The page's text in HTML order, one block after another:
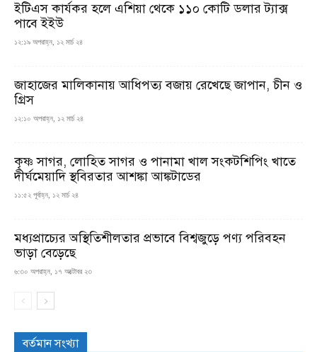
ইটিএস কার্যকর হলে এশিয়া থেকে ১১০ কোটি ডলার ট্যাক্স
পাবে ইইউ
১২:১৯ অপরাহ্ন, ১২ মার্চ ২৪
জাহাজের মালিকানায় আধিপত্য বজায় রেখেছে জাপান, চীন ও
গ্রিস
১২:১০ অপরাহ্ন, ১২ মার্চ ২৪
কৃষ্ণ সাগর, লোহিত সাগর ও পানামা খাল সংকটশিপিং খাতে
দীর্ঘমেয়াদি স্থবিরতার আশঙ্কা আঙ্কটাডের
১১:৫২ পূর্বাহ্ন, ১২ মার্চ ২৪
মধ্যপ্রাচ্যের অস্থিতিশীলতার প্রভাবে বিশ্বজুড়ে পণ্য পরিবহন
ভাড়া বেড়েছে
৬:৩০ অপরাহ্ন, ১৭ অক্টোবর ২৩
বর্তমান সংখ্যা